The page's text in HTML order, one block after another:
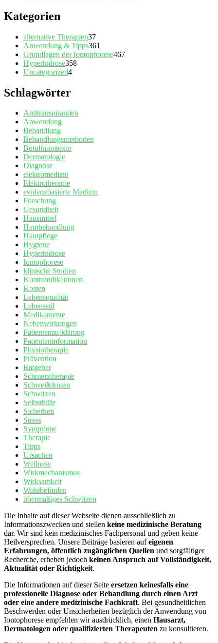
Kategorien
alternative Therapien37
Anwendung & Tipps361
Grundlagen der Iontophorese467
Hyperhidrose358
Uncategorized4
Schlagwörter
Antitranspirantien
Anwendung
Behandlung
Behandlungsmethoden
Botulinumtoxin
Dermatologie
Diagnose
elektromedizin
Elektrotherapie
evidenzbasierte Medizin
Forschung
Gesundheit
Hausmittel
Hautbehandlung
Hautpflege
Hygiene
Hyperhidrose
Iontophorese
klinische Studien
Kontraindikationen
Kosten
Lebensqualität
Lebensstil
Medikamente
Nebenwirkungen
Patientenaufklärung
Patienteninformation
Physiotherapie
Prävention
Ratgeber
Schmerztherapie
Schweißdrüsen
Schwitzen
Selbsthilfe
Sicherheit
Stress
Symptome
Therapie
Tipps
Ursachen
Wellness
Wirkmechanismus
Wirksamkeit
Wohlbefinden
übermäßiges Schwitzen
Die Inhalte auf dieser Webseite dienen ausschließlich zu
Informationszwecken und stellen keine medizinische Beratung
dar. Wir sind kein medizinisches Fachpersonal und geben keine
Heilversprechen. Unsere Beiträge basieren aufeigenen
Erfahrungen, öffentlich zugänglichen Quellen und sorgfältiger
Recherche, erheben jedoch keinen Anspruch auf Vollständigkeit,
Aktualität oder Richtigkeit.
Die Informationen auf dieser Seite ersetzen keinesfalls eine
professionelle Diagnose oder Behandlung durch einen Arzt
oder eine andere medizinische Fachkraft. Bei gesundheitlichen
Beschwerden oder Unsicherheiten bezüglich der Anwendung von
Iontophorese empfehlen wir ausdrücklich, einen Hausarzt,
Dermatologen oder qualifizierten Therapeuten zu konsultieren.